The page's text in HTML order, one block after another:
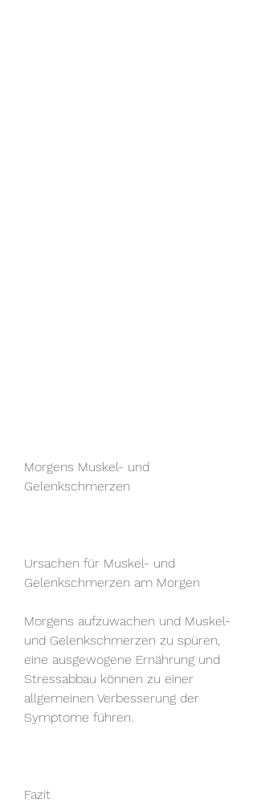
Morgens Muskel- und
Gelenkschmerzen
Ursachen für Muskel- und
Gelenkschmerzen am Morgen
Morgens aufzuwachen und Muskel-
und Gelenkschmerzen zu spüren,
eine ausgewogene Ernährung und
Stressabbau können zu einer
allgemeinen Verbesserung der
Symptome führen.
Fazit